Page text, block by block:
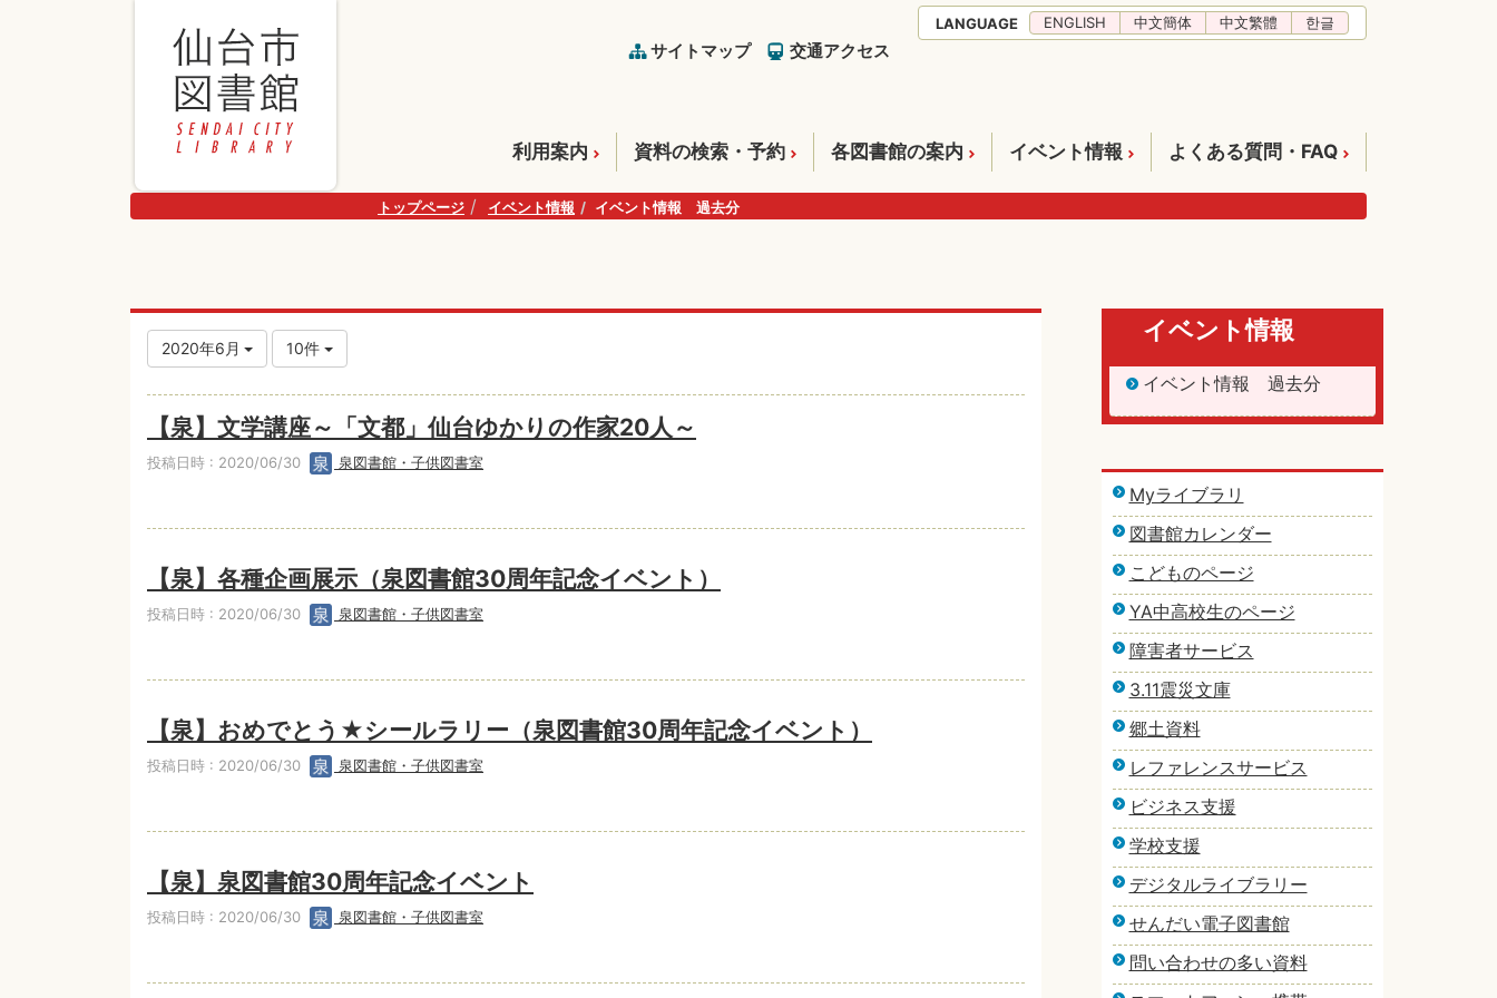
サイトマップ 交通アクセス
LANGUAGE ENGLISH 中文簡体 中文繁體 한글
利用案内 資料の検索・予約 各図書館の案内 イベント情報 よくある質問・FAQ
トップページ イベント情報 イベント情報 過去分
2020年6月 10件
【泉】文学講座～「文都」仙台ゆかりの作家20人～
投稿日時 : 2020/06/30 泉図書館・子供図書室
【泉】各種企画展示（泉図書館30周年記念イベント）
投稿日時 : 2020/06/30 泉図書館・子供図書室
【泉】おめでとう★シールラリー（泉図書館30周年記念イベント）
投稿日時 : 2020/06/30 泉図書館・子供図書室
【泉】泉図書館30周年記念イベント
投稿日時 : 2020/06/30 泉図書館・子供図書室
イベント情報
イベント情報 過去分
Myライブラリ
図書館カレンダー
こどものページ
YA中高校生のページ
障害者サービス
3.11震災文庫
郷土資料
レファレンスサービス
ビジネス支援
学校支援
デジタルライブラリー
せんだい電子図書館
問い合わせの多い資料